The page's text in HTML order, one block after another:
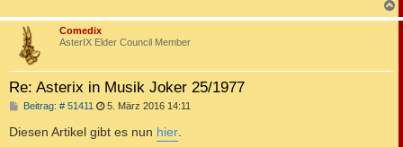
a
Comedix
AsterIX Elder Council Member
Re: Asterix in Musik Joker 25/1977
Beitrag: # 51411 B
i
t
5. März 2016 14:11
Diesen Artikel gibt es nun hier